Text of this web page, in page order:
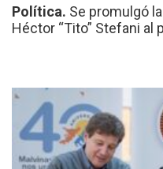
Política. Se promulgó
Héctor “Tito” Stefani al